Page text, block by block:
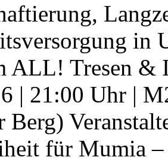
ALL! Tresen &
| 21:00 Uhr |
Berg)
für Mumia